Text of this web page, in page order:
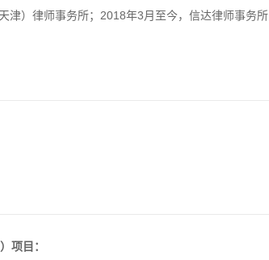
津）律师事务所；2018年3月至今，信达律师事务所
项目：